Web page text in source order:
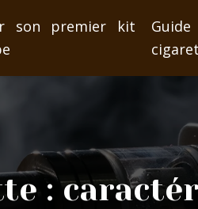
son premier kit
: